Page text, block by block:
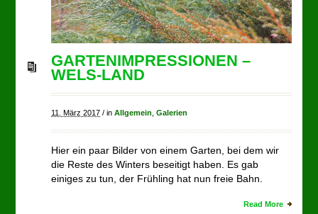
GARTENIMPRESSIONEN –
WELS-LAND
11. März 2017 /inAllgemein ,Galerien
Hier ein paar Bilder von einem Garten, bei dem wir
die Reste des Winters beseitigt haben. Es gab
einiges zu tun, der Frühling hat nun freie Bahn.
Read More